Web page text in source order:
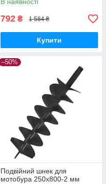
В наявності
792 ₴ 1 584 ₴
Купити
–50%
Подвійний шнек для
мотобура 250х800-2 мм